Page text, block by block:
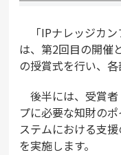
「IPナレッジカ
は、第2回目の開催
の授賞式を行い、各
後半には、受賞者
プに必要な知財の
ステムにおける支
を実施します。